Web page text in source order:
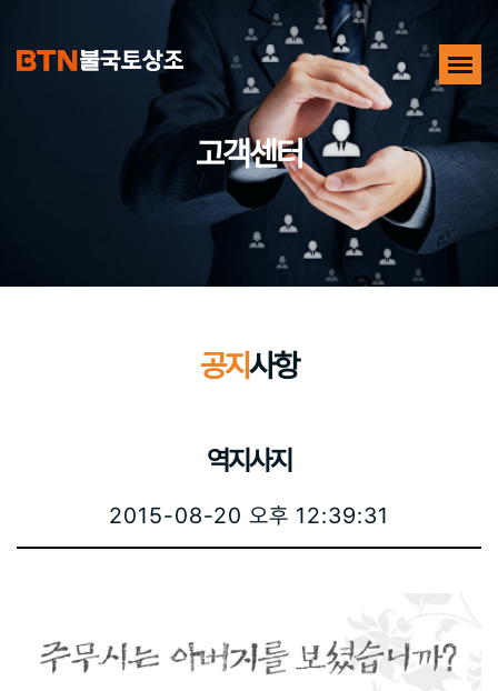
고객센터
공지사항
역지사지
2015-08-20 오후 12:39:31